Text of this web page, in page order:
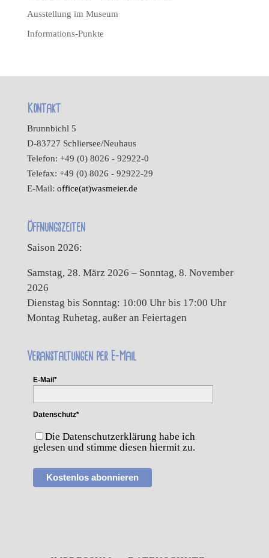
Ausstellung im Museum
Informations-Punkte
Kontakt
Brunnbichl 5
D-83727 Schliersee/Neuhaus
Telefon: +49 (0) 8026 - 92922-0
Telefax: +49 (0) 8026 - 92922-29
E-Mail: office(at)wasmeier.de
Öffnungszeiten
Saison 2026:
Samstag, 28. März 2026 – Sonntag, 8. November
2026
Dienstag bis Sonntag: 10:00 Uhr bis 17:00 Uhr
Montag Ruhetag, außer an Feiertagen
Veranstaltungen per E-Mail
E-Mail*
Datenschutz*
Die Datenschutzerklärung habe ich
gelesen und stimme diesen hiermit zu.
Kostenlos abonnieren